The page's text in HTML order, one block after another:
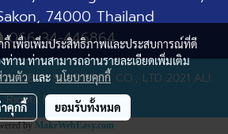
74000 Thailand
066-34-446864
SEAFOODS CO., LTD 2021 ALl
Rights Reserved.
byMakeWebEasy.com
กี้ เพื่อเพิ่มประสิทธิภาพและประสบการณ์ที่ดี
ท่าน ท่านสามารถอ่านรายละเอียดเพิ่มเติม
นตัวและนโยบายคุกกี้
คุกกี้ ยอมรับทั้งหมด